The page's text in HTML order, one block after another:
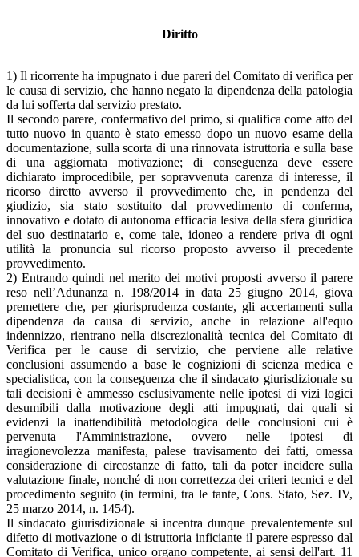
Diritto
1) Il ricorrente ha impugnato i due pareri del Comitato di verifica per
le causa di servizio, che hanno negato la dipendenza della patologia
da lui sofferta dal servizio prestato.
Il secondo parere, confermativo del primo, si qualifica come atto del
tutto nuovo in quanto è stato emesso dopo un nuovo esame della
documentazione, sulla scorta di una rinnovata istruttoria e sulla base
di una aggiornata motivazione; di conseguenza deve essere
dichiarato improcedibile, per sopravvenuta carenza di interesse, il
ricorso diretto avverso il provvedimento che, in pendenza del
giudizio, sia stato sostituito dal provvedimento di conferma,
innovativo e dotato di autonoma efficacia lesiva della sfera giuridica
del suo destinatario e, come tale, idoneo a rendere priva di ogni
utilità la pronuncia sul ricorso proposto avverso il precedente
provvedimento.
2) Entrando quindi nel merito dei motivi proposti avverso il parere
reso nell’Adunanza n. 198/2014 in data 25 giugno 2014, giova
premettere che, per giurisprudenza costante, gli accertamenti sulla
dipendenza da causa di servizio, anche in relazione all'equo
indennizzo, rientrano nella discrezionalità tecnica del Comitato di
Verifica per le cause di servizio, che perviene alle relative
conclusioni assumendo a base le cognizioni di scienza medica e
specialistica, con la conseguenza che il sindacato giurisdizionale su
tali decisioni è ammesso esclusivamente nelle ipotesi di vizi logici
desumibili dalla motivazione degli atti impugnati, dai quali si
evidenzi la inattendibilità metodologica delle conclusioni cui è
pervenuta l'Amministrazione, ovvero nelle ipotesi di
irragionevolezza manifesta, palese travisamento dei fatti, omessa
considerazione di circostanze di fatto, tali da poter incidere sulla
valutazione finale, nonché di non correttezza dei criteri tecnici e del
procedimento seguito (in termini, tra le tante, Cons. Stato, Sez. IV,
25 marzo 2014, n. 1454).
Il sindacato giurisdizionale si incentra dunque prevalentemente sul
difetto di motivazione o di istruttoria inficiante il parere espresso dal
Comitato di Verifica, unico organo competente, ai sensi dell'art. 11